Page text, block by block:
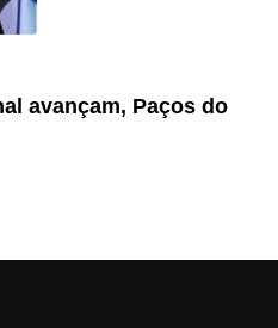
avançam, Paços do